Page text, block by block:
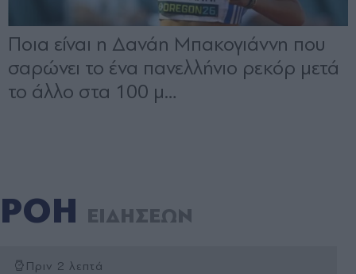
ΡΟΗ ΕΙΔΗΣΕΩΝ
Πριν 2 λεπτά